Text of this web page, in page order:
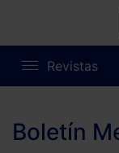
Revistas
Boletín